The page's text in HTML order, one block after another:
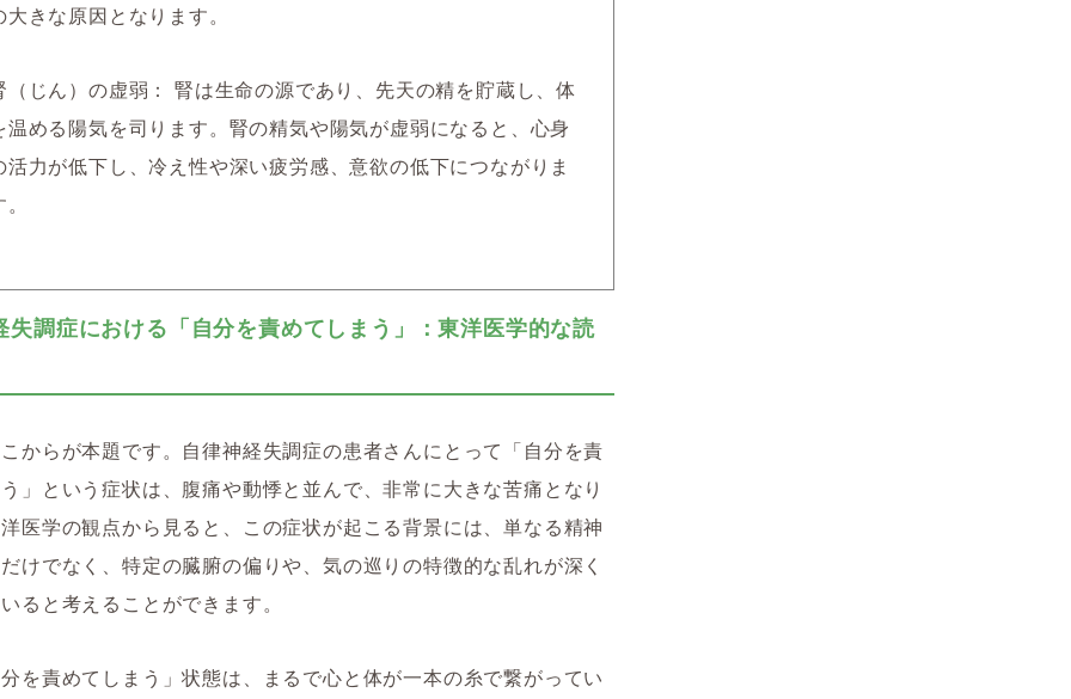
大きな原因となります。
（じん）の虚弱： 腎は生命の源であり、先天の精を貯蔵し、体
温める陽気を司ります。腎の精気や陽気が虚弱になると、心身
活力が低下し、冷え性や深い疲労感、意欲の低下につながりま
失調症における「自分を責めてしまう」：東洋医学的な読
からが本題です。自律神経失調症の患者さんにとって「自分を責
」という症状は、腹痛や動悸と並んで、非常に大きな苦痛となり
医学の観点から見ると、この症状が起こる背景には、単なる精神
けでなく、特定の臓腑の偏りや、気の巡りの特徴的な乱れが深く
ると考えることができます。
を責めてしまう」状態は、まるで心と体が一本の糸で繋がってい